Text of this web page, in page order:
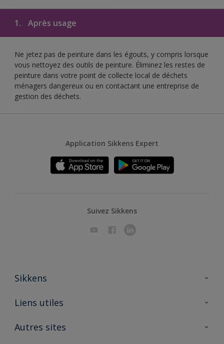
1. Après usage
Ne jetez pas de peinture dans les égouts, y compris lorsque
vous nettoyez des outils de peinture. Éliminez les restes de
peinture dans votre point de collecte local de déchets
ménagers dangereux ou en contactant une entreprise de
gestion des déchets.
Application Sikkens Expert
Suivez Sikkens
Sikkens
A propos de Sikkens
Liens utiles
Ouvrir un magasin PASS
Autres sites